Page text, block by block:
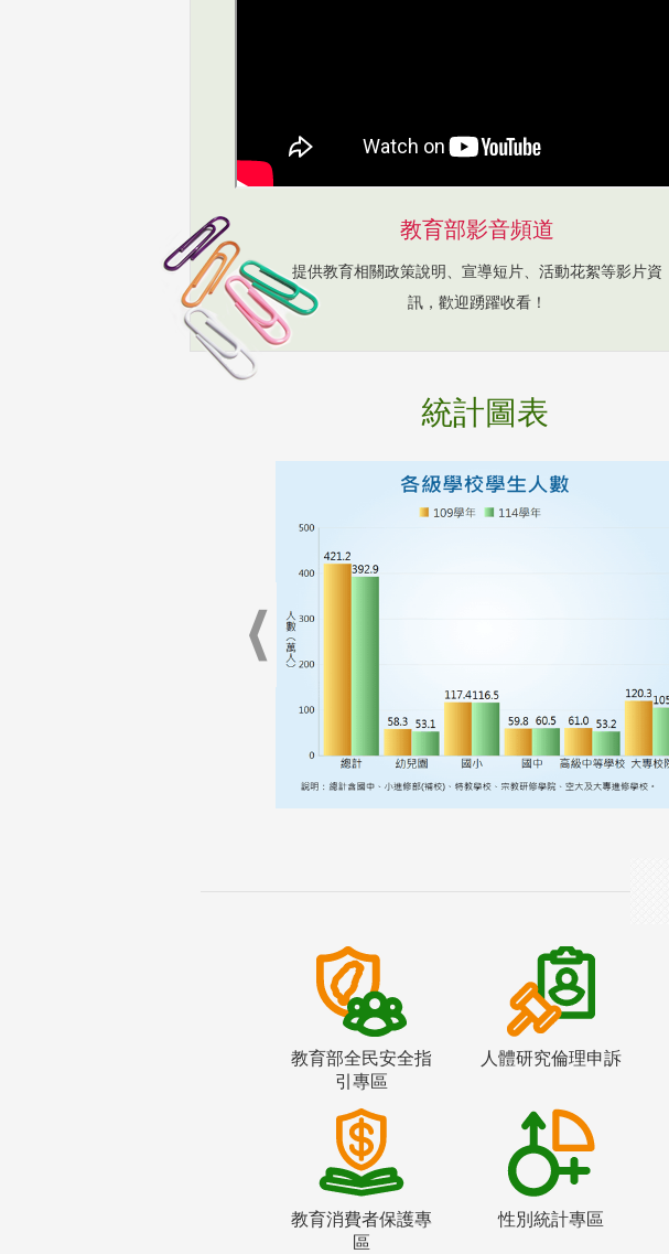
教育部影音頻道
提供教育相關政策說明、宣導短片、活動花絮等影片資
訊，歡迎踴躍收看！
統計圖表
教育部全民安全指
引專區
人體研究倫理申訴
教育消費者保護專
區
性別統計專區